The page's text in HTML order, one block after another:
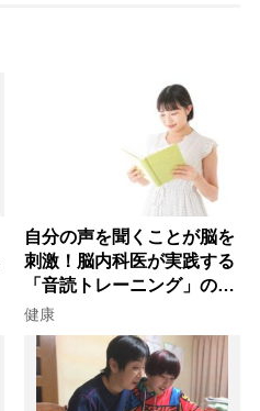
自分の声を聞くことが脳を
刺激！脳内科医が実践する
「音読トレーニング」の極
意
健康